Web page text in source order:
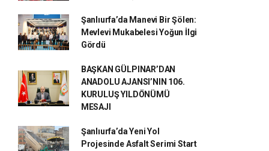
Şanlıurfa’da Manevi Bir Şölen:
Mevlevi Mukabelesi Yoğun İlgi
Gördü
BAŞKAN GÜLPINAR’DAN
ANADOLU AJANSI’NIN 106.
KURULUŞ YILDÖNÜMÜ
MESAJI
Şanlıurfa’da Yeni Yol
Projesinde Asfalt Serimi Start